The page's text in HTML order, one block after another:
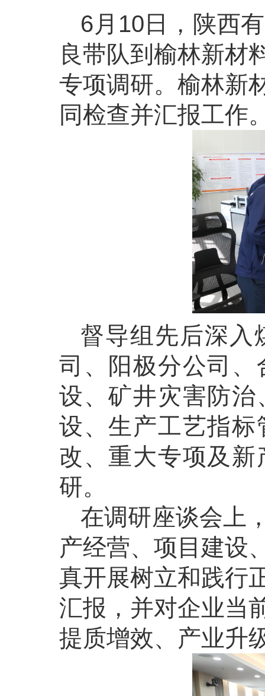
6月10日，陕西
良带队到榆林新材
专项调研。榆林新
同检查并汇报工作
督导组先后深入
司、阳极分公司
设、矿井灾害防
设、生产工艺指
改、重大专项及
研。
在调研座谈会上
产经营、项目建设
真开展树立和践行
汇报，并对企业当
提质增效、产业升